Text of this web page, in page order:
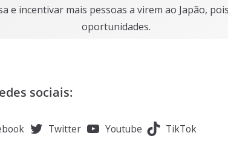
e incentivar mais pessoas a virem ao Japão,
oportunidades.
sociais:
Twitter Youtube TikTok